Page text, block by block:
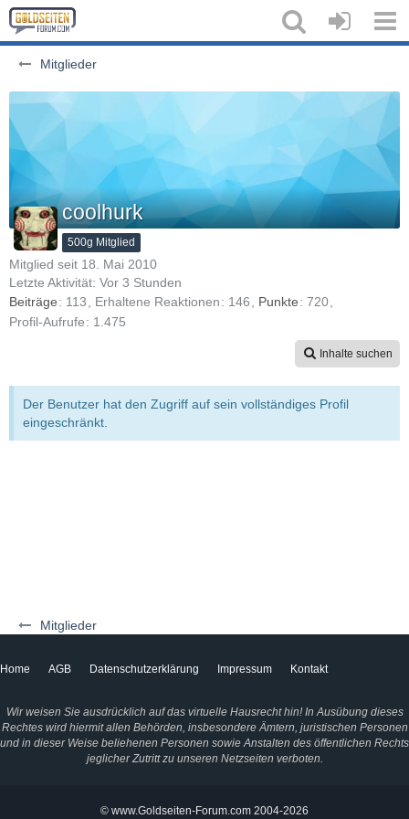
Mitglieder
Mitglieder
coolhurk
500g Mitglied
Mitglied seit 18. Mai 2010
Letzte Aktivität: Vor 3 Stunden
Beiträge
113 Erhaltene Reaktionen 146 Punkte
720
Profil-Aufrufe
1.475
Inhalte suchen
Der Benutzer hat den Zugriff auf sein vollständiges Profil
eingeschränkt.
Home AGB Datenschutzerklärung Impressum Kontakt
Wir weisen Sie ausdrücklich auf das virtuelle Hausrecht hin! In Ausübung dieses
Rechtes wird hiermit allen Behörden, insbesondere Ämtern, juristischen Personen
und in dieser Weise beliehenen Personen sowie Anstalten des öffentlichen Rechts
jeglicher Zutritt zu unseren Netzseiten verboten.
© www.Goldseiten-Forum.com 2004-2026